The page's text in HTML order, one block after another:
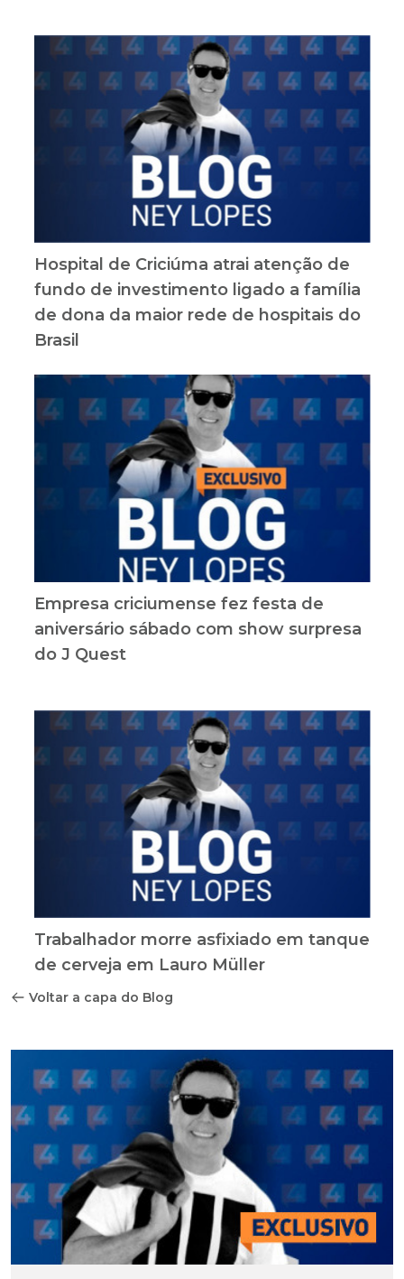
Hospital de Criciúma atrai atenção de
fundo de investimento ligado a família
de dona da maior rede de hospitais do
Brasil
Empresa criciumense fez festa de
aniversário sábado com show surpresa
do J Quest
Trabalhador morre asfixiado em tanque
de cerveja em Lauro Müller
Voltar a capa do Blog